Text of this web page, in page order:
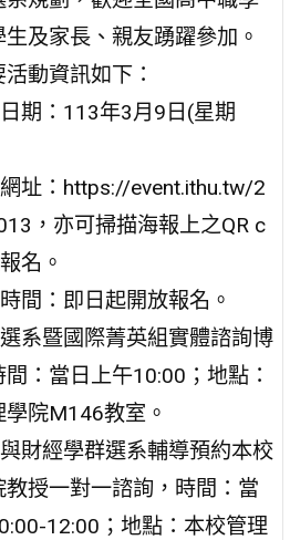
及家長、親友踴躍參加。
動資訊如下：
期：113年3月9日(星期
址：https://event.ithu.tw/2
，亦可掃描海報上之QR c
名。
間：即日起開放報名。
系暨國際菁英組實體諮詢博
：當日上午10:00；地點：
院M146教室。
財經學群選系輔導預約本校
教授一對一諮詢，時間：當
12:00；地點：本校管理